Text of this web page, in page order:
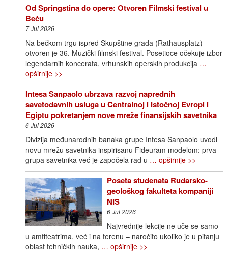
Od Springstina do opere: Otvoren Filmski festival u
Beču
7 Jul 2026
Na bečkom trgu ispred Skupštine grada (Rathausplatz)
otvoren je 36. Muzički filmski festival. Posetioce očekuje izbor
legendarnih koncerata, vrhunskih operskih produkcija …
opširnije >>
Intesa Sanpaolo ubrzava razvoj naprednih
savetodavnih usluga u Centralnoj i Istočnoj Evropi i
Egiptu pokretanjem nove mreže finansijskih savetnika
6 Jul 2026
Divizija međunarodnih banaka grupe Intesa Sanpaolo uvodi
novu mrežu savetnika inspirisanu Fideuram modelom: prva
grupa savetnika već je započela rad u … opširnije >>
Poseta studenata Rudarsko-
geološkog fakulteta kompaniji
NIS
6 Jul 2026
Najvrednije lekcije ne uče se samo
u amfiteatrima, već i na terenu – naročito ukoliko je u pitanju
oblast tehničkih nauka, … opširnije >>